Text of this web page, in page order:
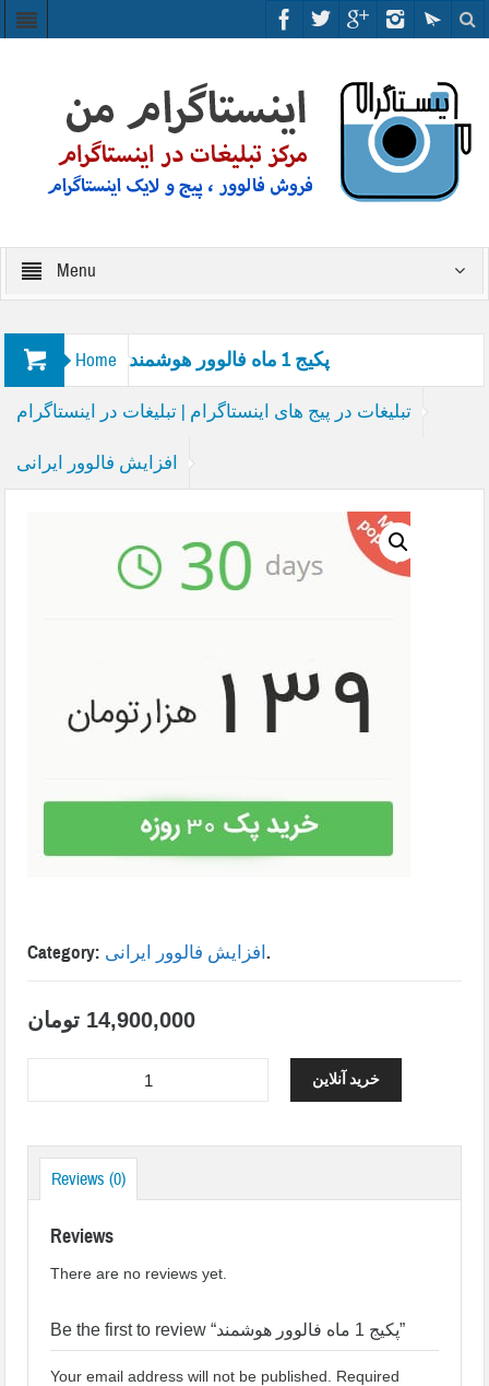
Menu
Home
تبلیغات در پیج های اینستاگرام | تبلیغات در اینستاگرام
افزایش فالوور ایرانی
پکیج 1 ماه فالوور هوشمند
Category: افزایش فالوور ایرانی.
14,900,000 تومان
خرید آنلاین
Reviews (0)
Reviews
There are no reviews yet.
Be the first to review “پکیج 1 ماه فالوور هوشمند”
Your email address will not be published.
Required